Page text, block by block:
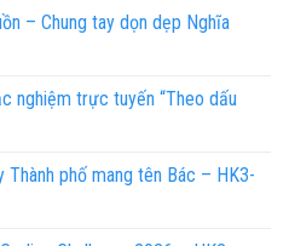
– Chung tay dọn dẹp Nghĩa
nghiệm trực tuyến “Theo dấu
phố mang tên Bác – HK3-